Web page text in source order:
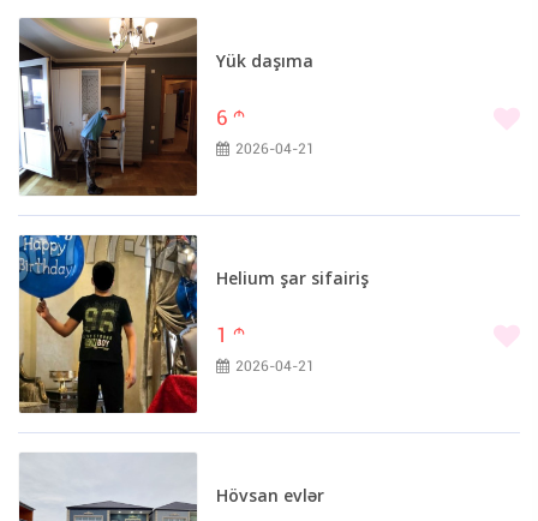
Yük daşıma
6 m
2026-04-21
Helium şar sifairiş
1 m
2026-04-21
Hövsan evlər